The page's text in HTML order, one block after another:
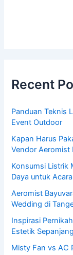
Recent
Panduan Teknis
Event Outdoor
Kapan Harus
Vendor Aeromist
Konsumsi Listrik
Daya untuk
Aeromist
Wedding di
Inspirasi
Estetik
Misty Fan vs AC